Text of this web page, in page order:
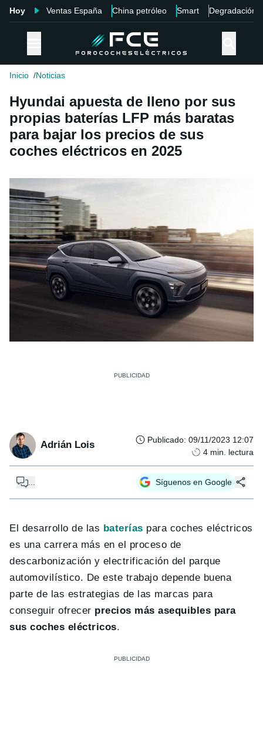
Hoy Ventas España China petróleo Smart Degradación
Inicio Noticias
Hyundai apuesta de lleno por sus
propias baterías LFP más baratas
para bajar los precios de sus
coches eléctricos en 2025
Adrián Lois Publicado: 09/11/2023 12:07
4 min. lectura
Síguenos en Google
El desarrollo de las baterías para coches eléctricos
es una carrera más en el proceso de
descarbonización y electrificación del parque
automovilístico. De este trabajo depende buena
parte de las estrategias de las marcas para
conseguir ofrecer precios más asequibles para
sus coches eléctricos.